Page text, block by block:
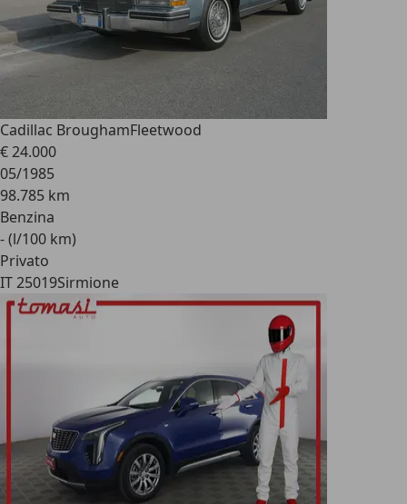
Cadillac BroughamFleetwood
€ 24.000
05/1985
98.785 km
Benzina
- (l/100 km)
Privato
IT 25019Sirmione